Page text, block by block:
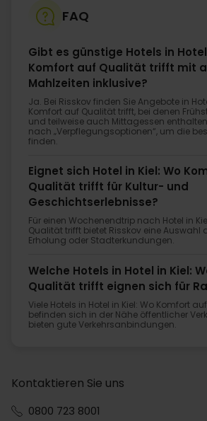
FAQ
Gibt es günstige Hotels in Hotel
Komfort auf Qualität trifft mit
Mahlzeiten inklusive?
Ja. Bei Risskov finden Sie Angebote in
Komfort auf Qualität trifft, bei denen
und teilweise auch Mittagessen
nach „Verpflegungsoptionen“, um die
finden.
Eignet sich Hotel in Kiel: Wo
Qualität trifft für Kultur- und
Geschichtserlebnisse?
Für einen Wochenendtrip nach Hotel in
Qualität trifft bietet Risskov eine Auswahl
Erholung oder Stadterkundungen.
Welche Hotels in Hotel in Kiel:
Qualität trifft eignen sich für
Viele Hotels in Hotel in Kiel: Wo Komfort
befinden sich in der Nähe öffentlicher
bieten gute Verkehrsanbindungen.
Kontaktieren Sie uns
0800 723 8001